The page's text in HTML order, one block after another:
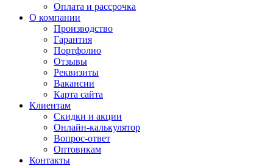
Оплата и рассрочка
О компании
Производство
Гарантия
Портфолио
Отзывы
Реквизиты
Вакансии
Карта сайта
Клиентам
Скидки и акции
Онлайн-калькулятор
Вопрос-ответ
Оптовикам
Контакты